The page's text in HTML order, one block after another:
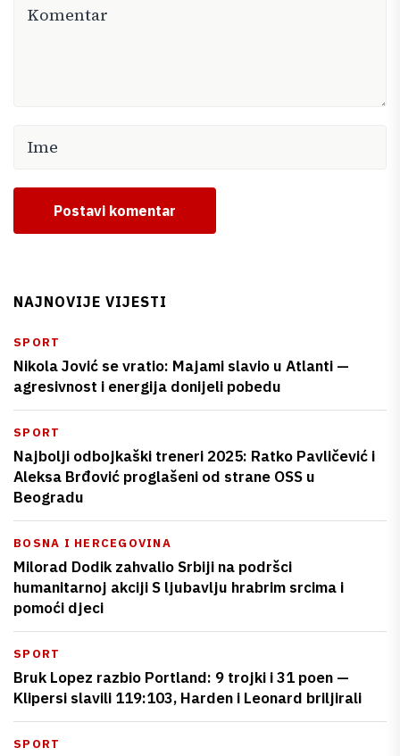
Postavi komentar
NAJNOVIJE VIJESTI
SPORT
Nikola Jović se vratio: Majami slavio u Atlanti —
agresivnost i energija donijeli pobedu
SPORT
Najbolji odbojkaški treneri 2025: Ratko Pavličević i
Aleksa Brđović proglašeni od strane OSS u
Beogradu
BOSNA I HERCEGOVINA
Milorad Dodik zahvalio Srbiji na podršci
humanitarnoj akciji S ljubavlju hrabrim srcima i
pomoći djeci
SPORT
Bruk Lopez razbio Portland: 9 trojki i 31 poen —
Klipersi slavili 119:103, Harden i Leonard briljirali
SPORT